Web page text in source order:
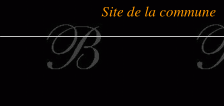
Site de la commune